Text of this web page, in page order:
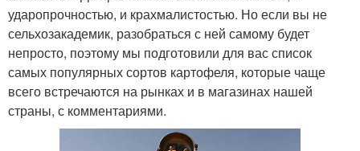
ударопрочностью, и крахмалистостью. Но если вы не
сельхозакадемик, разобраться с ней самому будет
непросто, поэтому мы подготовили для вас список
самых популярных сортов картофеля, которые чаще
всего встречаются на рынках и в магазинах нашей
страны, с комментариями.